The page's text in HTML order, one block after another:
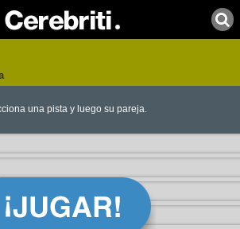
una pista y luego su pareja.